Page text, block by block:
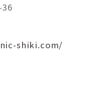
shiki.com/